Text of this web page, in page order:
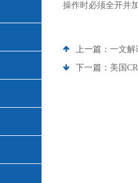
操作时必须全开并
上一篇： 一文解
下一篇： 美国